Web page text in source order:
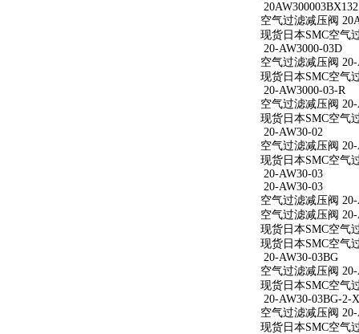
20AW300003BX132
空气过滤减压阀
现货日本SMC空气
20-AW3000-03D
空气过滤减压阀 20-
现货日本SMC空气
20-AW3000-03-R
空气过滤减压阀 20-
现货日本SMC空气
20-AW30-02
空气过滤减压阀 20-
现货日本SMC空气
20-AW30-03
20-AW30-03
空气过滤减压阀 20-
空气过滤减压阀 20-
现货日本SMC空气
现货日本SMC空气
20-AW30-03BG
空气过滤减压阀 20-
现货日本SMC空气
20-AW30-03BG-2-
空气过滤减压阀
现货日本SMC空气